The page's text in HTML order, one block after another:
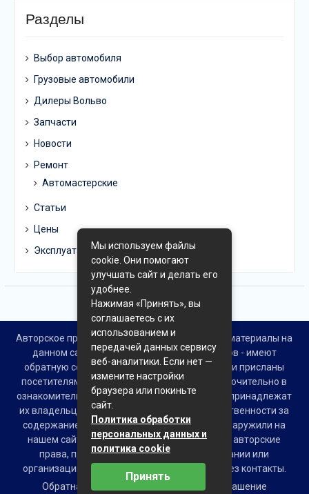
Разделы
Выбор автомобиля
Грузовые автомобили
Дилеры Вольво
Запчасти
Новости
Ремонт
Автомастерские
Статьи
Цены
Эксплуатация
Авторское право © Все права защищены. Все материалы на
данном сайте взяты из открытых источников - имеют
обратную ссылку на материал в интернете или присланы
посетителями сайта и предоставляются исключительно в
ознакомительных целях. Права на материалы принадлежат
их владельцам. Администрация сайта ответственности за
содержание материала не несет. Если Вы обнаружили на
нашем сайте материалы, которые нарушают авторские
права, принадлежащие Вам, Вашей компании или
организации, пожалуйста, сообщите нам через контакты.
Обратная связь
Пользовательское соглашение
Мы используем файлы
cookie. Они помогают
улучшать сайт и делать его
удобнее.
Нажимая «Принять», вы
соглашаетесь с их
использованием и
передачей данных сервису
веб-аналитики. Если нет —
измените настройки
браузера или покиньте
сайт.
Политика обработки
персональных данных и
политика cookie
Принять